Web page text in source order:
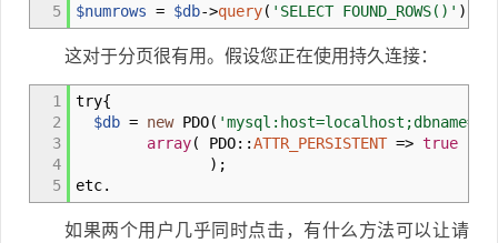
5
$numrows = $db->query( 'SELECT FOUND_ROWS()' )
这对于分页很有用。假设您正在使用持久连接：
1
2
3
4
5
try{
$db = newPDO( 'mysql:host=localhost;dbname='
array( PDO::ATTR_PERSISTENT => true
) ;
etc.
如果两个用户几乎同时点击，有什么方法可以让请